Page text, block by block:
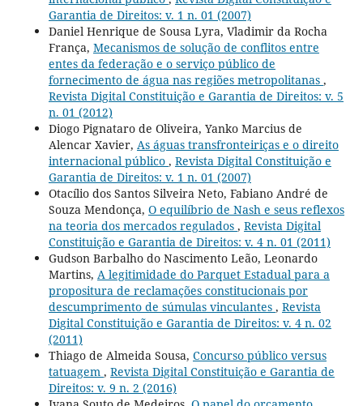
Garantia de Direitos: v. 1 n. 01 (2007)
Daniel Henrique de Sousa Lyra, Vladimir da Rocha
França, Mecanismos de solução de conflitos entre
entes da federação e o serviço público de
fornecimento de água nas regiões metropolitanas ,
Revista Digital Constituição e Garantia de Direitos: v. 5
n. 01 (2012)
Diogo Pignataro de Oliveira, Yanko Marcius de
Alencar Xavier, As águas transfronteiriças e o direito
internacional público , Revista Digital Constituição e
Garantia de Direitos: v. 1 n. 01 (2007)
Otacílio dos Santos Silveira Neto, Fabiano André de
Souza Mendonça, O equilíbrio de Nash e seus reflexos
na teoria dos mercados regulados , Revista Digital
Constituição e Garantia de Direitos: v. 4 n. 01 (2011)
Gudson Barbalho do Nascimento Leão, Leonardo
Martins, A legitimidade do Parquet Estadual para a
propositura de reclamações constitucionais por
descumprimento de súmulas vinculantes , Revista
Digital Constituição e Garantia de Direitos: v. 4 n. 02
(2011)
Thiago de Almeida Sousa, Concurso público versus
tatuagem , Revista Digital Constituição e Garantia de
Direitos: v. 9 n. 2 (2016)